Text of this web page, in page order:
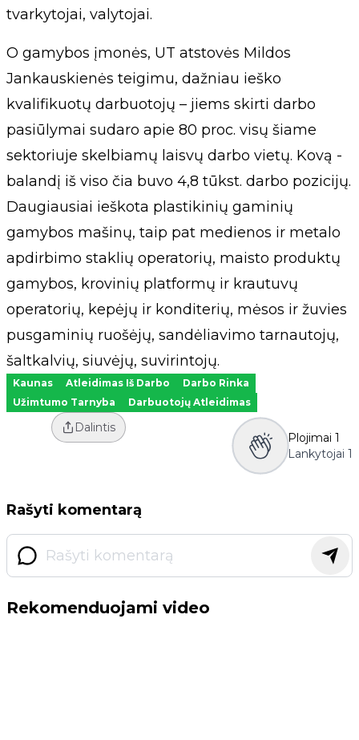
tvarkytojai, valytojai.
O gamybos įmonės, UT atstovės Mildos
Jankauskienės teigimu, dažniau ieško
kvalifikuotų darbuotojų – jiems skirti darbo
pasiūlymai sudaro apie 80 proc. visų šiame
sektoriuje skelbiamų laisvų darbo vietų. Kovą -
balandį iš viso čia buvo 4,8 tūkst. darbo pozicijų.
Daugiausiai ieškota plastikinių gaminių
gamybos mašinų, taip pat medienos ir metalo
apdirbimo staklių operatorių, maisto produktų
gamybos, krovinių platformų ir krautuvų
operatorių, kepėjų ir konditerių, mėsos ir žuvies
pusgaminių ruošėjų, sandėliavimo tarnautojų,
šaltkalvių, siuvėjų, suvirintojų.
Kaunas Atleidimas Iš Darbo
Darbo Rinka
Užimtumo Tarnyba
Darbuotojų Atleidimas
Dalintis
Plojimai 1
Lankytojai 1
Rašyti komentarą
Rekomenduojami video